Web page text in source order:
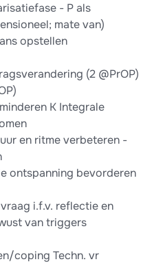
- P als
mate van)
opstellen
(2 @PrOP)
K Integrale
en ritme verbeteren -
ontspanning bevorderen
i.f.v. reflectie en
van triggers
coping Techn. vr